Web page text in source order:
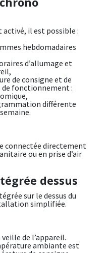
il est possible :
hebdomadaires
d’allumage et
de consigne et de
de fonctionnement :
différente
connectée directement
ou en prise d’air
dessus
sur le dessus du
simplifiée.
de l’appareil.
ambiante est